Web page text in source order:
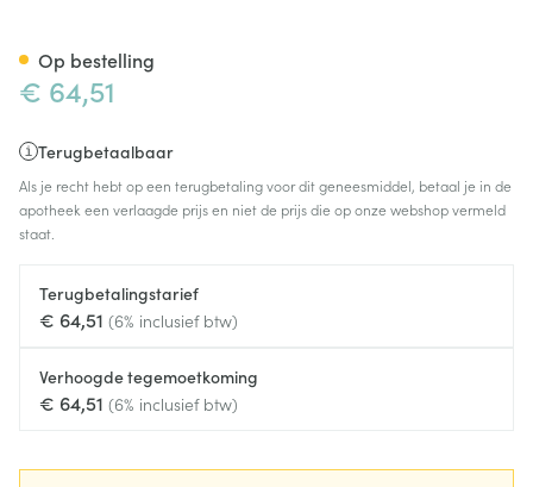
€ 64,51
Terugbetaalbaar
Als je recht hebt op een terugbetaling voor dit geneesmiddel, betaal je in de
apotheek een verlaagde prijs en niet de prijs die op onze webshop vermeld
staat.
Terugbetalingstarief
€ 64,51 (6% inclusief btw)
Verhoogde tegemoetkoming
€ 64,51 (6% inclusief btw)
Op bestelling